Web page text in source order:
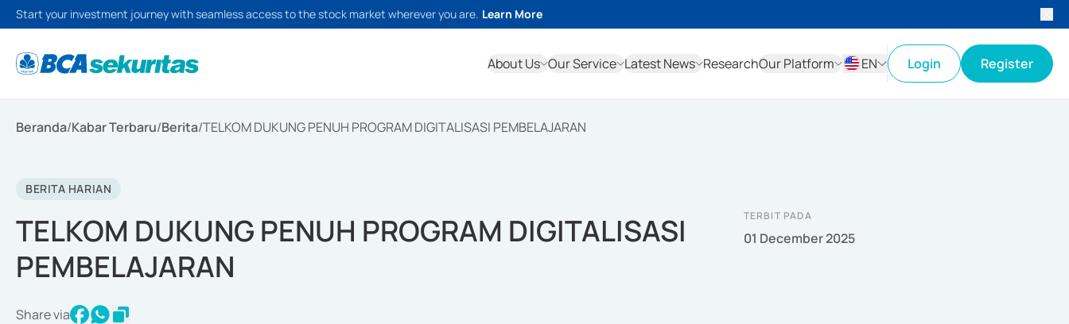
Start your investment journey with seamless access to the stock market wherever you are. Learn More
About Us Our Service Latest News ResearchOur Platform
EN
Login Register
Beranda/Kabar Terbaru/Berita/TELKOM DUKUNG PENUH PROGRAM DIGITALISASI PEMBELAJARAN
BERITA HARIAN
TELKOM DUKUNG PENUH PROGRAM DIGITALISASI
PEMBELAJARAN
Share via
TERBIT PADA
01 December 2025